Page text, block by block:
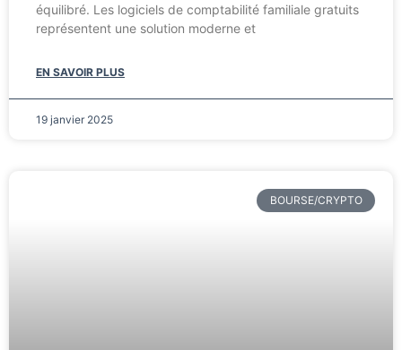
équilibré. Les logiciels de comptabilité familiale gratuits
représentent une solution moderne et
EN SAVOIR PLUS
19 janvier 2025
BOURSE/CRYPTO